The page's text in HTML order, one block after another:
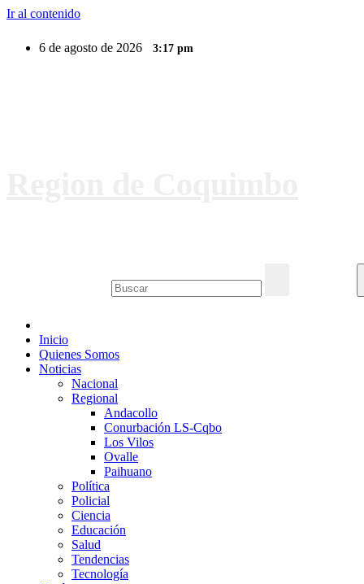
Ir al contenido
6 de agosto de 2026 3:17 pm
Inicio
Quienes Somos
Noticias
Nacional
Regional
Andacollo
Conurbación LS-Cqbo
Los Vilos
Ovalle
Paihuano
Política
Policial
Ciencia
Educación
Salud
Tendencias
Tecnología